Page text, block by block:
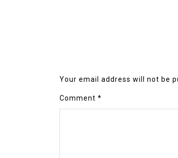
Your email address will not be
Comment *